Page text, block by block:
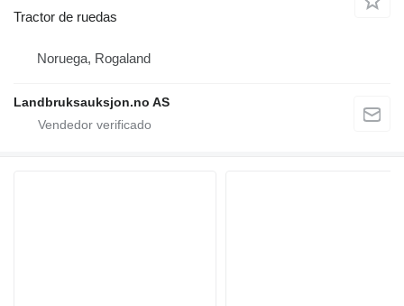
Tractor de ruedas
Noruega, Rogaland
Landbruksauksjon.no AS